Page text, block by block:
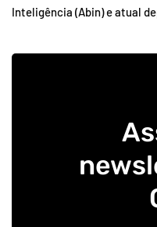
Inteligência (Abin) e atual